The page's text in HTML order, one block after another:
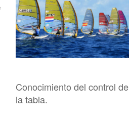
Conocimiento del control de
la tabla.